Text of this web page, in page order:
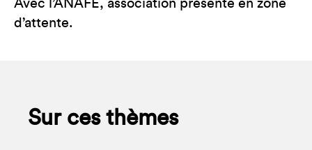
Avec l’ANAFE, association présente en zone
d’attente.
Sur ces thèmes